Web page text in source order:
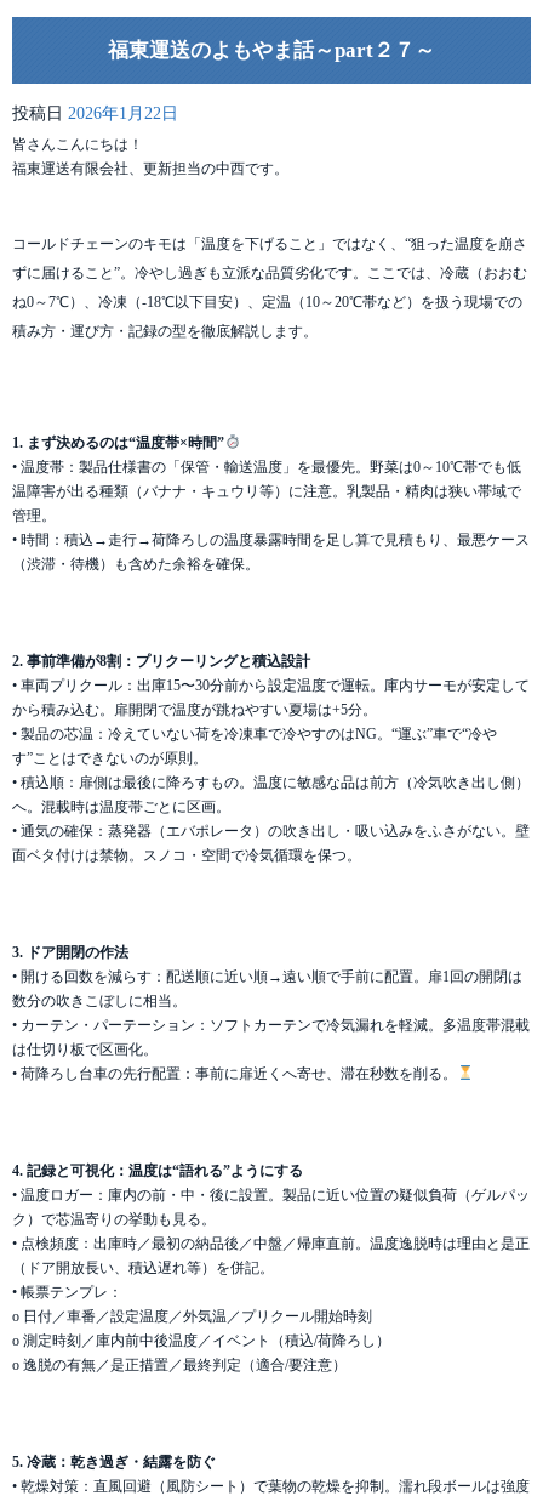
福東運送のよもやま話～part２７～
投稿日 2026年1月22日
皆さんこんにちは！
福東運送有限会社、更新担当の中西です。
コールドチェーンのキモは「温度を下げること」ではなく、“狙った温度を崩さ
ずに届けること”。冷やし過ぎも立派な品質劣化です。ここでは、冷蔵（おおむ
ね0～7℃）、冷凍（-18℃以下目安）、定温（10～20℃帯など）を扱う現場での
積み方・運び方・記録の型を徹底解説します。
1. まず決めるのは“温度帯×時間”
• 温度帯：製品仕様書の「保管・輸送温度」を最優先。野菜は0～10℃帯でも低
温障害が出る種類（バナナ・キュウリ等）に注意。乳製品・精肉は狭い帯域で
管理。
• 時間：積込→走行→荷降ろしの温度暴露時間を足し算で見積もり、最悪ケース
（渋滞・待機）も含めた余裕を確保。
2. 事前準備が8割：プリクーリングと積込設計
• 車両プリクール：出庫15〜30分前から設定温度で運転。庫内サーモが安定して
から積み込む。扉開閉で温度が跳ねやすい夏場は+5分。
• 製品の芯温：冷えていない荷を冷凍車で冷やすのはNG。“運ぶ”車で“冷や
す”ことはできないのが原則。
• 積込順：扉側は最後に降ろすもの。温度に敏感な品は前方（冷気吹き出し側）
へ。混載時は温度帯ごとに区画。
• 通気の確保：蒸発器（エバポレータ）の吹き出し・吸い込みをふさがない。壁
面ベタ付けは禁物。スノコ・空間で冷気循環を保つ。
3. ドア開閉の作法
• 開ける回数を減らす：配送順に近い順→遠い順で手前に配置。扉1回の開閉は
数分の吹きこぼしに相当。
• カーテン・パーテーション：ソフトカーテンで冷気漏れを軽減。多温度帯混載
は仕切り板で区画化。
• 荷降ろし台車の先行配置：事前に扉近くへ寄せ、滞在秒数を削る。
4. 記録と可視化：温度は“語れる”ようにする
• 温度ロガー：庫内の前・中・後に設置。製品に近い位置の疑似負荷（ゲルパッ
ク）で芯温寄りの挙動も見る。
• 点検頻度：出庫時／最初の納品後／中盤／帰庫直前。温度逸脱時は理由と是正
（ドア開放長い、積込遅れ等）を併記。
• 帳票テンプレ：
o 日付／車番／設定温度／外気温／プリクール開始時刻
o 測定時刻／庫内前中後温度／イベント（積込/荷降ろし）
o 逸脱の有無／是正措置／最終判定（適合/要注意）
5. 冷蔵：乾き過ぎ・結露を防ぐ
• 乾燥対策：直風回避（風防シート）で葉物の乾燥を抑制。濡れ段ボールは強度